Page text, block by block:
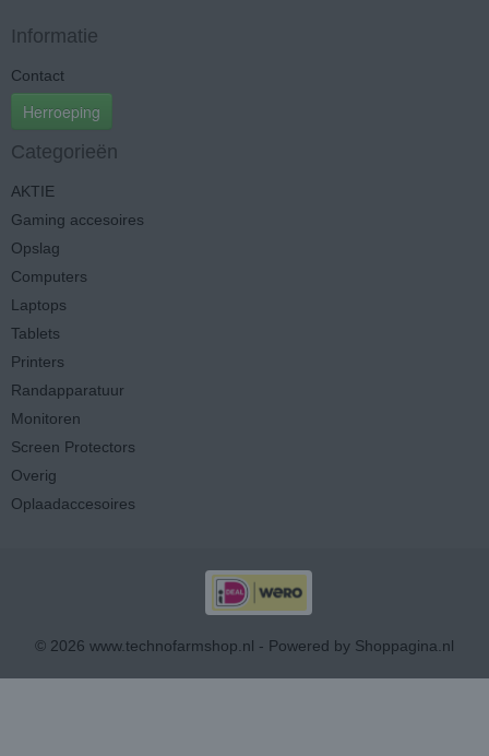
Informatie
Contact
Herroeping
Categorieën
AKTIE
Gaming accesoires
Opslag
Computers
Laptops
Tablets
Printers
Randapparatuur
Monitoren
Screen Protectors
Overig
Oplaadaccesoires
© 2026 www.technofarmshop.nl - Powered by Shoppagina.nl